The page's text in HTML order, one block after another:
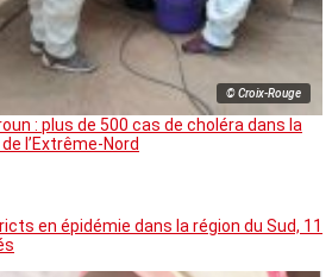
© Croix-Rouge
: plus de 500 cas de choléra dans la
l’Extrême-Nord
en épidémie dans la région du Sud, 11